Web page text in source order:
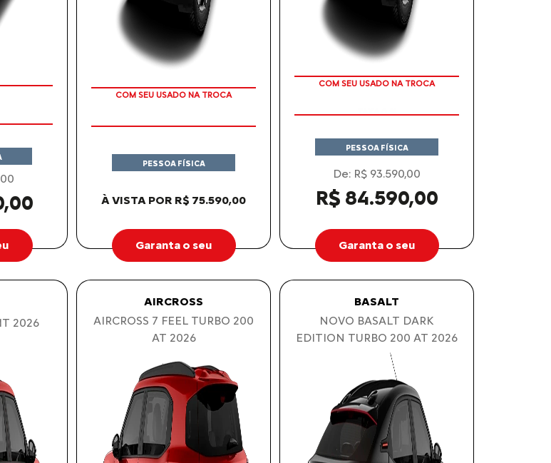
COM SEU USADO NA TROCA
À VISTA POR R$ 75.590,00
PESSOA FÍSICA
Garanta o seu
PESSOA FÍSICA
De: R$ 93.590,00
R$ 84.590,00
Garanta o seu
2026
AIRCROSS
AIRCROSS 7 FEEL TURBO 200
AT 2026
BASALT
NOVO BASALT DARK
EDITION TURBO 200 AT 2026